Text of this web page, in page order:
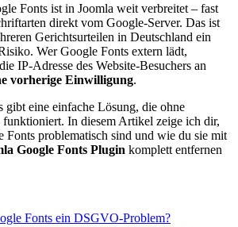
Fonts ist in Joomla weit verbreitet – fast
direkt vom Google-Server. Das ist
Gerichtsurteilen in Deutschland ein
Wer Google Fonts extern lädt,
IP-Adresse des Website-Besuchers an
vorherige Einwilligung.
gibt eine einfache Lösung, die ohne
funktioniert. In diesem Artikel zeige ich dir,
Fonts problematisch sind und wie du sie mit
Google Fonts Plugin komplett entfernen
Fonts ein DSGVO-Problem?